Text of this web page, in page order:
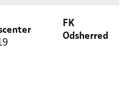
FK
Odsherred